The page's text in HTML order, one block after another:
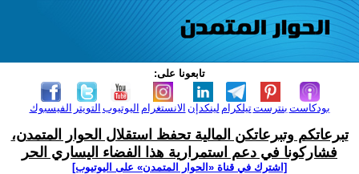
تابعونا على:
الفيسبوك التويتر اليوتيوب الانستغرام لينكدإن تيلكرامبنترست بودكاست
تبرعاتكم وتبرعاتكن المالية تحفظ استقلال الحوار المتمدن،
فشاركونا في دعم استمرارية هذا الفضاء اليساري الحر
[اشترك في قناة ‫«الحوار المتمدن» على اليوتيوب]